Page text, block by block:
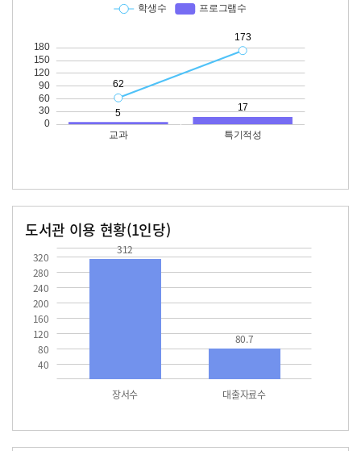
도서관 이용 현황(1인당)
40
80
120
160
200
240
280
320
장서수 대출자료수
312
80.7